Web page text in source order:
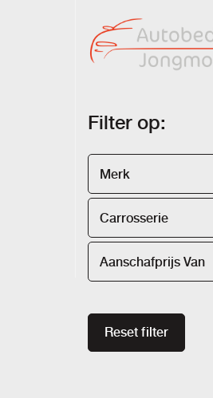
Filter op:
Merk
Carrosserie
Aanschafprijs Van
Reset filter